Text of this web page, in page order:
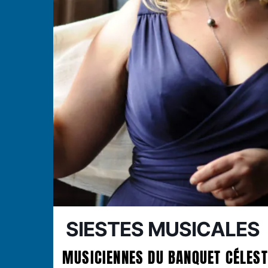
SIESTES MUSICALES
MUSICIENNES DU BANQUET